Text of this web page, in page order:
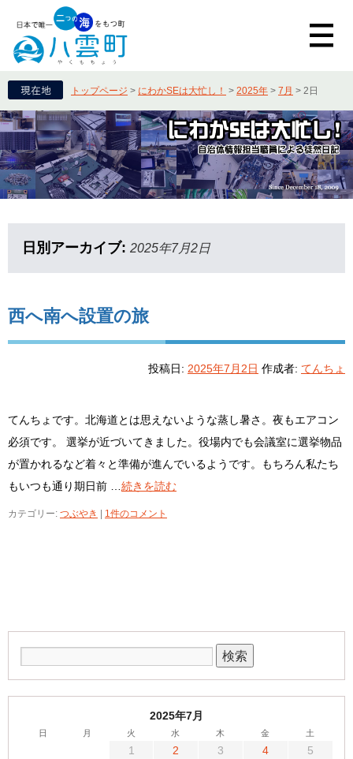
トップページ > にわかSEは大忙し！ > 2025年 > 7月 > 2日
日別アーカイブ: 2025年7月2日
西へ南へ設置の旅
投稿日: 2025年7月2日 作成者: てんちょ
てんちょです。北海道とは思えないような蒸し暑さ。夜もエアコン
必須です。 選挙が近づいてきました。役場内でも会議室に選挙物品
が置かれるなど着々と準備が進んでいるようです。もちろん私たち
もいつも通り期日前 … 続きを読む
カテゴリー: つぶやき 1件のコメント
2025年7月
日 月 火 水 木 金 土
1 2 3 4
5